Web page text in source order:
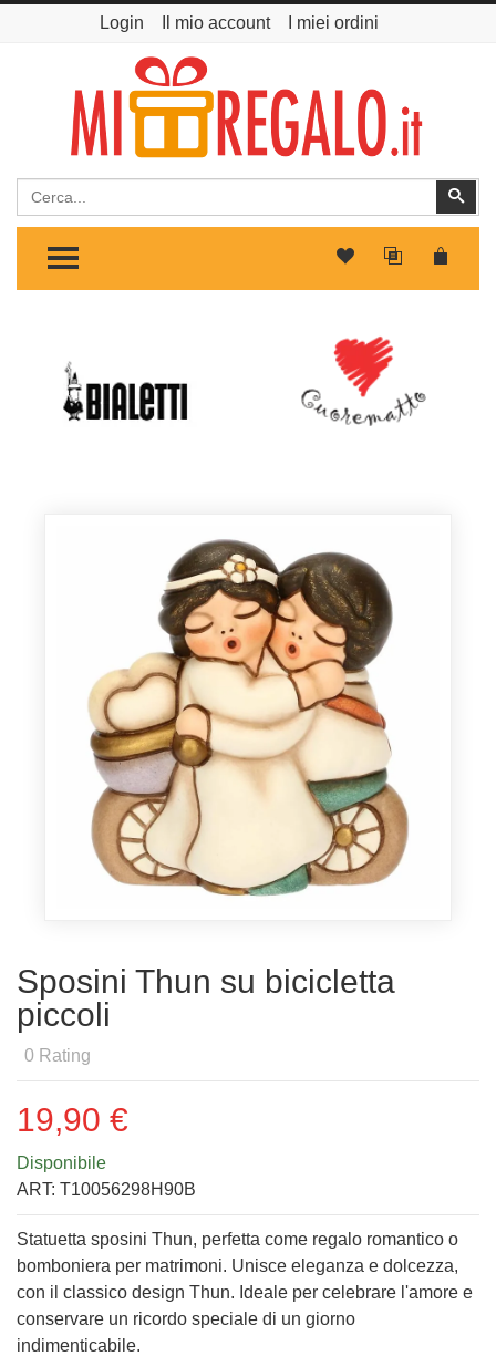
Login Il mio account I miei ordini
Cerca
TOGGLE MENU
Sposini Thun su bicicletta
piccoli
0 Rating
19,90 €
Disponibile
ART: T10056298H90B
Statuetta sposini Thun, perfetta come regalo romantico o
bomboniera per matrimoni. Unisce eleganza e dolcezza,
con il classico design Thun. Ideale per celebrare l'amore e
conservare un ricordo speciale di un giorno
indimenticabile.